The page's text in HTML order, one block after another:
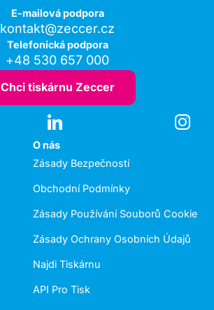
E-mailová podpora
kontakt@zeccer.cz
Telefonická podpora
+48 530 657 000
Chci tiskárnu Zeccer
O nás
Zásady Bezpečnosti
Obchodní Podmínky
Zásady Používání Souborů Cookie
Zásady Ochrany Osobních Údajů
Najdi Tiskárnu
API Pro Tisk